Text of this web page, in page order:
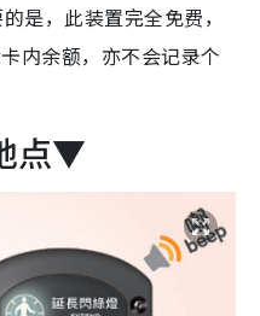
是，此装置完全免费，
内余额，亦不会记录个
点▼